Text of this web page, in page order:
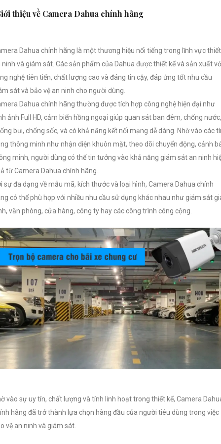
thiệu về Camera Dahua chính hãng
Dahua chính hãng là một thương hiệu nổi tiếng trong lĩnh vực
ninh và giám sát. Các sản phẩm của Dahua được thiết kế và sản xuất
nghệ tiên tiến, chất lượng cao và đáng tin cậy, đáp ứng tốt nhu cầu
sát và bảo vệ an ninh cho người dùng.
Dahua chính hãng thường được tích hợp công nghệ hiện đại như
ảnh Full HD, cảm biến hồng ngoại giúp quan sát ban đêm, chống nước,
bụi, chống sốc, và có khả năng kết nối mạng dễ dàng. Nhờ vào các
thông minh như nhận diện khuôn mặt, theo dõi chuyển động, cảnh
minh, người dùng có thể tin tưởng vào khả năng giám sát an ninh
từ Camera Dahua chính hãng.
sự đa dạng về mẫu mã, kích thước và loại hình, Camera Dahua chính
có thể phù hợp với nhiều nhu cầu sử dụng khác nhau như giám sát
văn phòng, cửa hàng, công ty hay các công trình công cộng.
vào sự uy tín, chất lượng và tính linh hoạt trong thiết kế, Camera
hãng đã trở thành lựa chọn hàng đầu của người tiêu dùng trong việc
vệ an ninh và giám sát.